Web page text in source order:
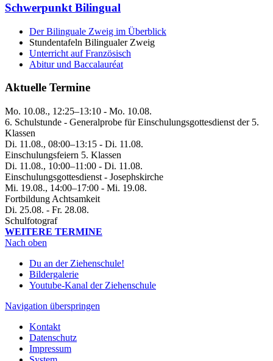
Schwerpunkt Bilingual
Der Bilinguale Zweig im Überblick
Stundentafeln Bilingualer Zweig
Unterricht auf Französisch
Abitur und Baccalauréat
Aktuelle Termine
Mo. 10.08., 12:25–13:10 - Mo. 10.08.
6. Schulstunde - Generalprobe für Einschulungsgottesdienst der 5.
Klassen
Di. 11.08., 08:00–13:15 - Di. 11.08.
Einschulungsfeiern 5. Klassen
Di. 11.08., 10:00–11:00 - Di. 11.08.
Einschulungsgottesdienst - Josephskirche
Mi. 19.08., 14:00–17:00 - Mi. 19.08.
Fortbildung Achtsamkeit
Di. 25.08. - Fr. 28.08.
Schulfotograf
WEITERE TERMINE
Nach oben
Du an der Ziehenschule!
Bildergalerie
Youtube-Kanal der Ziehenschule
Navigation überspringen
Kontakt
Datenschutz
Impressum